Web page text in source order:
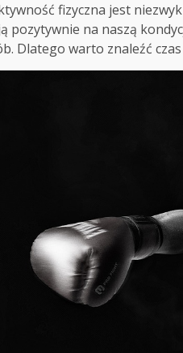
fizyczna jest
pozytywnie na naszą
Dlatego warto znaleźć